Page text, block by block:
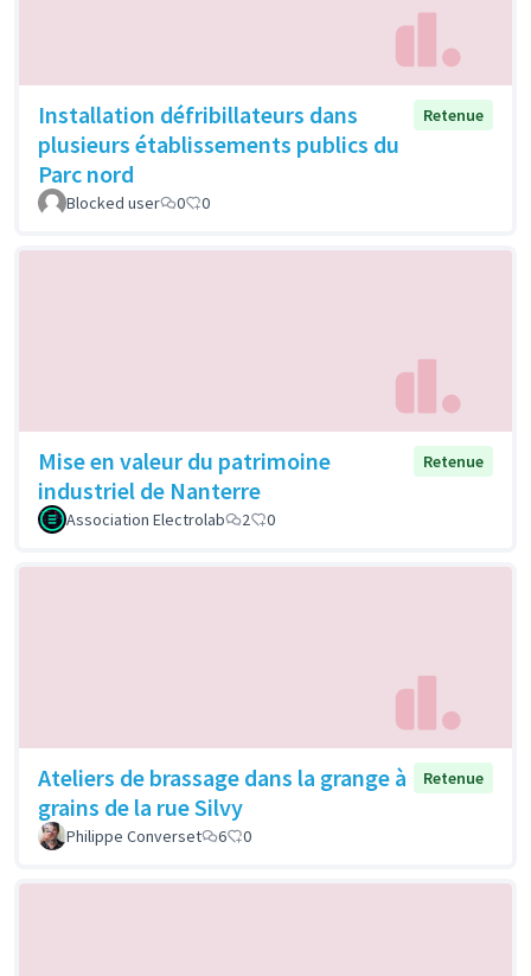
Installation défribillateurs dans
plusieurs établissements publics du
Parc nord
Retenue
Blocked user 0 0
Mise en valeur du patrimoine
industriel de Nanterre
Retenue
Association Electrolab 2 0
Ateliers de brassage dans la grange à
grains de la rue Silvy
Retenue
Philippe Converset 6 0